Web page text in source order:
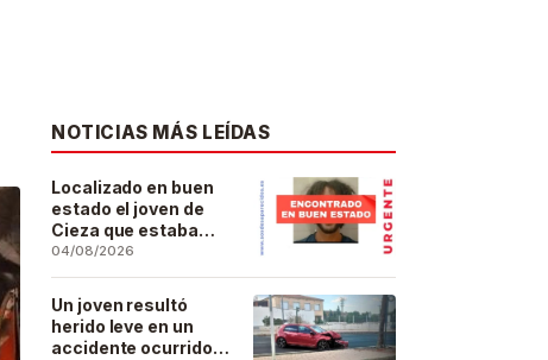
NOTICIAS MÁS LEÍDAS
Localizado en buen
estado el joven de
Cieza que estaba
desaparecido desde
el pasado 29 de julio
04/08/2026
Un joven resultó
herido leve en un
accidente ocurrido